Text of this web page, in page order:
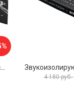
4 180 руб.